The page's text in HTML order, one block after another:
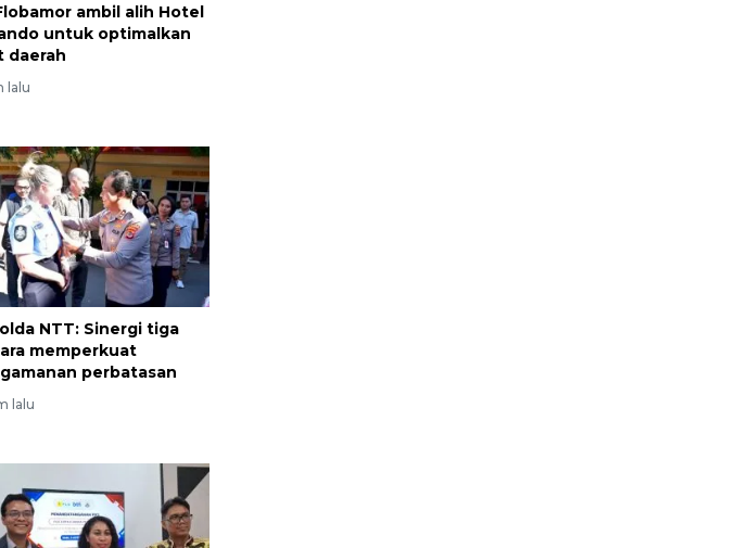
ambil alih Hotel
untuk optimalkan
daerah
lalu
NTT: Sinergi tiga
memperkuat
perbatasan
lalu